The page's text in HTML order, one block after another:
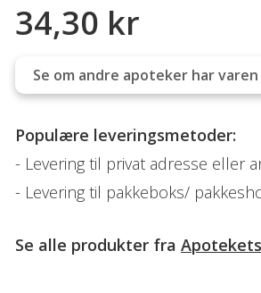
34,30 kr
Se om andre apoteker har
Populære leveringsmetoder:
Levering til privat adresse eller
Levering til pakkeboks/
Se alle produkter fra Apotekets